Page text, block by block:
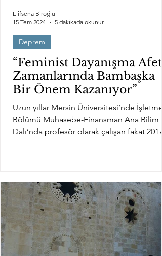
“Feminist Dayanışma Afet
Zamanlarında Bambaşka
Bir Önem Kazanıyor”
Uzun yıllar Mersin Üniversitesi’nde İşletme
Bölümü Muhasebe-Finansman Ana Bilim
Dalı’nda profesör olarak çalışan fakat 2017
Deprem
Elifsena Biroğlu
15 Tem 2024
5 dakikada okunur